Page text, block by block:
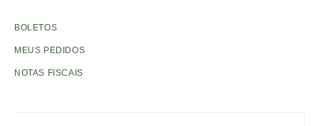
BOLETOS
MEUS PEDIDOS
NOTAS FISCAIS